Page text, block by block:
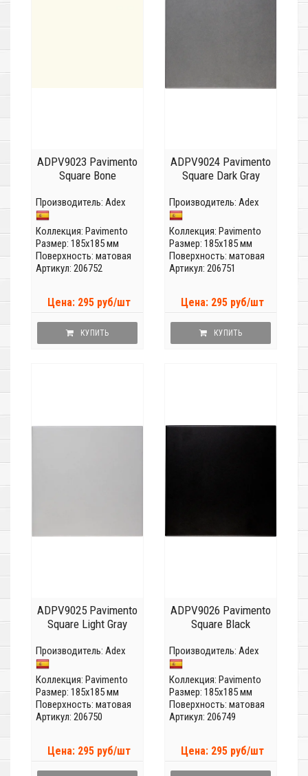
ADPV9023 Pavimento
Square Bone
Производитель: Adex
Коллекция: Pavimento
Размер: 185x185 мм
Поверхность: матовая
Артикул: 206752
Цена: 295 руб/шт
КУПИТЬ
ADPV9024 Pavimento
Square Dark Gray
Производитель: Adex
Коллекция: Pavimento
Размер: 185x185 мм
Поверхность: матовая
Артикул: 206751
Цена: 295 руб/шт
КУПИТЬ
ADPV9025 Pavimento
Square Light Gray
Производитель: Adex
Коллекция: Pavimento
Размер: 185x185 мм
Поверхность: матовая
Артикул: 206750
Цена: 295 руб/шт
ADPV9026 Pavimento
Square Black
Производитель: Adex
Коллекция: Pavimento
Размер: 185x185 мм
Поверхность: матовая
Артикул: 206749
Цена: 295 руб/шт